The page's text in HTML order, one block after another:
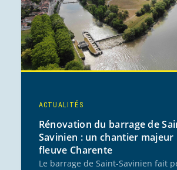
ACTUALITÉS
Rénovation du barrage de
Savinien : un chantier
fleuve Charente
Le barrage de Saint-Savinien fait